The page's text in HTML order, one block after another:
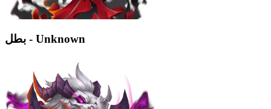
بطل - Unknown